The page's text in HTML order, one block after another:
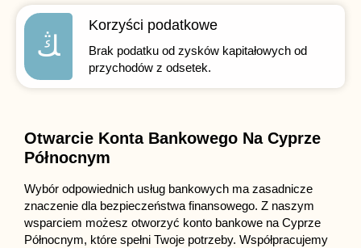
Korzyści podatkowe
Brak podatku od zysków kapitałowych od
przychodów z odsetek.
Otwarcie Konta Bankowego Na Cyprze
Północnym
Wybór odpowiednich usług bankowych ma zasadnicze
znaczenie dla bezpieczeństwa finansowego. Z naszym
wsparciem możesz otworzyć konto bankowe na Cyprze
Północnym, które spełni Twoje potrzeby. Współpracujemy